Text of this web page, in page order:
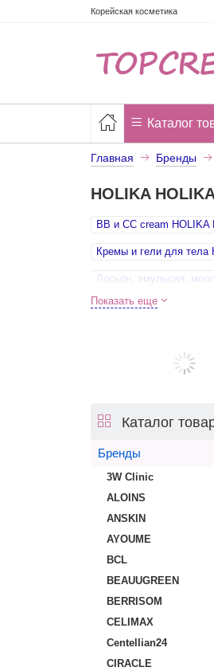
Корейская косметика
Каталог
Главная Бренды
HOLIKA
BB и СС cream HOLIKA
Кремы и гели для тела
Лосьон, эмульсия,
Гидрофильные масла,
Косметика для
Тонеры и мисты HOLIKA
Показать еще
Каталог
Бренды
3W Clinic
ALOINS
ANSKIN
AYOUME
BCL
BEAUUGREEN
BERRISOM
CELIMAX
Centellian24
CIRACLE